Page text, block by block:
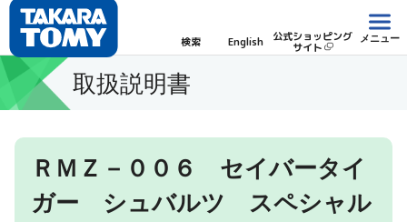
検索 English 公式ショッピング
サイト
メニュー
取扱説明書
ＲＭＺ－００６ セイバータイ
ガー シュバルツ スペシャル